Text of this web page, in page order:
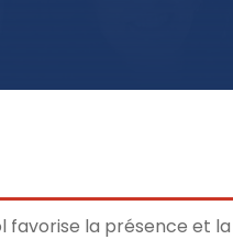
favorise la présence